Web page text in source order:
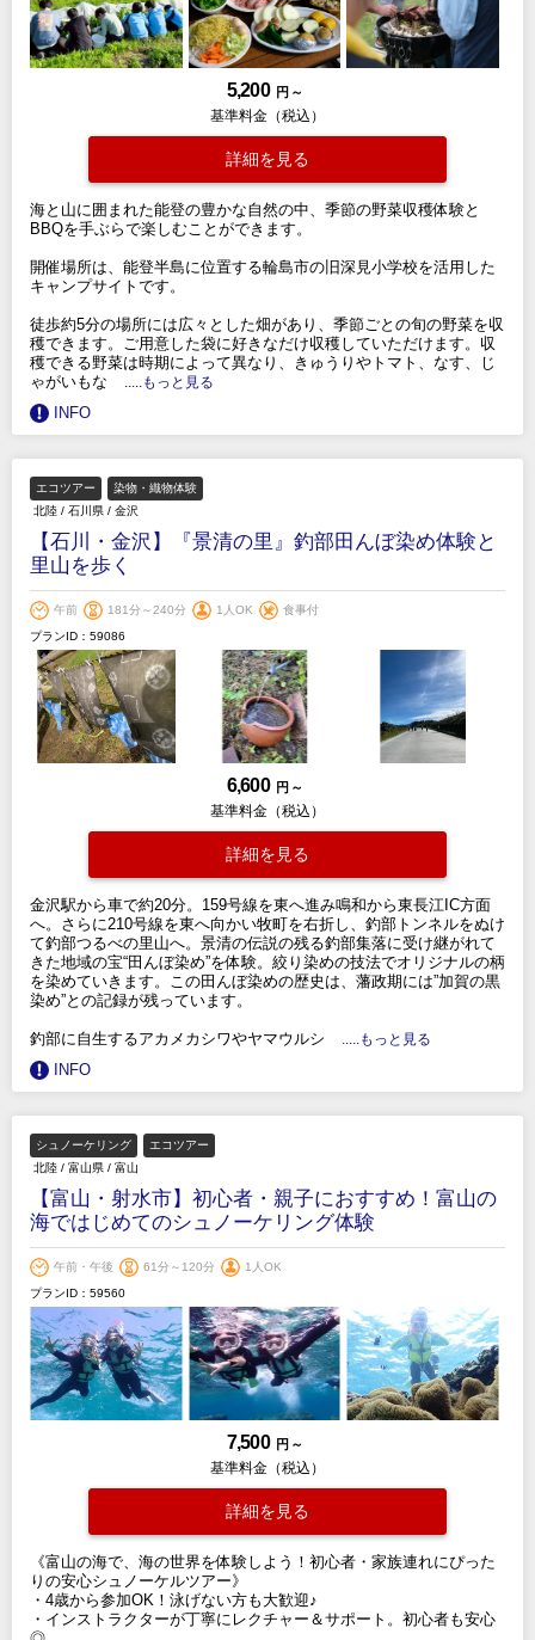
5,200 円 ～
基準料金（税込）
詳細を見る
海と山に囲まれた能登の豊かな自然の中、季節の野菜収穫体験と
BBQを手ぶらで楽しむことができます。
開催場所は、能登半島に位置する輪島市の旧深見小学校を活用した
キャンプサイトです。
徒歩約5分の場所には広々とした畑があり、季節ごとの旬の野菜を収
穫できます。ご用意した袋に好きなだけ収穫していただけます。収
穫できる野菜は時期によって異なり、きゅうりやトマト、なす、じ
ゃがいもな
.....もっと見る
INFO
エコツアー
染物・織物体験
北陸 / 石川県 / 金沢
【石川・金沢】『景清の里』釣部田んぼ染め体験と
里山を歩く
午前 181分～240分 1人OK
食事付
プランID：59086
6,600 円 ～
基準料金（税込）
詳細を見る
金沢駅から車で約20分。159号線を東へ進み鳴和から東長江IC方面
へ。さらに210号線を東へ向かい牧町を右折し、釣部トンネルをぬけ
て釣部つるべの里山へ。景清の伝説の残る釣部集落に受け継がれて
きた地域の宝“田んぼ染め”を体験。絞り染めの技法でオリジナルの柄
を染めていきます。この田んぼ染めの歴史は、藩政期には”加賀の黒
染め”との記録が残っています。
釣部に自生するアカメカシワやヤマウルシ .....もっと見る
INFO
シュノーケリング
エコツアー
北陸 / 富山県 / 富山
【富山・射水市】初心者・親子におすすめ！富山の
海ではじめてのシュノーケリング体験
午前・午後 61分～120分
1人OK
プランID：59560
7,500 円 ～
基準料金（税込）
詳細を見る
《富山の海で、海の世界を体験しよう！初心者・家族連れにぴった
りの安心シュノーケルツアー》
・4歳から参加OK！泳げない方も大歓迎♪
・インストラクターが丁寧にレクチャー＆サポート。初心者も安心